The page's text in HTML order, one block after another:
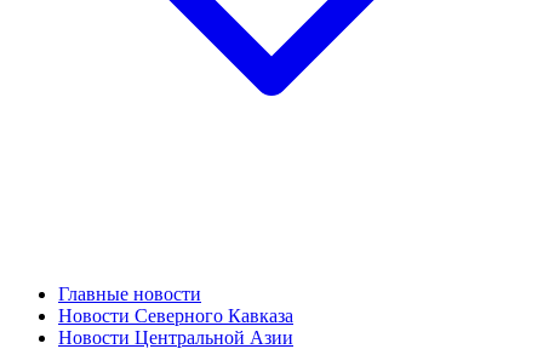
Главные новости
Новости Северного Кавказа
Новости Центральной Азии